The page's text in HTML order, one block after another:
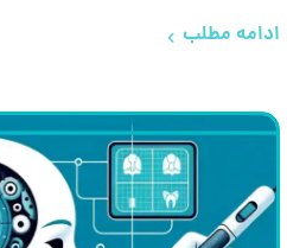
ادامه مطلب